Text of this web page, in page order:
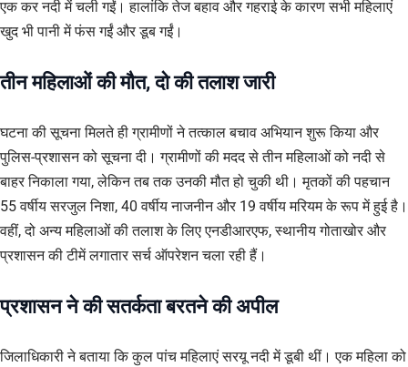
एक कर नदी में चली गईं। हालांकि तेज बहाव और गहराई के कारण सभी महिलाएं
खुद भी पानी में फंस गईं और डूब गईं।
तीन महिलाओं की मौत, दो की तलाश जारी
घटना की सूचना मिलते ही ग्रामीणों ने तत्काल बचाव अभियान शुरू किया और
पुलिस-प्रशासन को सूचना दी। ग्रामीणों की मदद से तीन महिलाओं को नदी से
बाहर निकाला गया, लेकिन तब तक उनकी मौत हो चुकी थी। मृतकों की पहचान
55 वर्षीय सरजुल निशा, 40 वर्षीय नाजनीन और 19 वर्षीय मरियम के रूप में हुई है।
वहीं, दो अन्य महिलाओं की तलाश के लिए एनडीआरएफ, स्थानीय गोताखोर और
प्रशासन की टीमें लगातार सर्च ऑपरेशन चला रही हैं।
प्रशासन ने की सतर्कता बरतने की अपील
जिलाधिकारी ने बताया कि कुल पांच महिलाएं सरयू नदी में डूबी थीं। एक महिला को